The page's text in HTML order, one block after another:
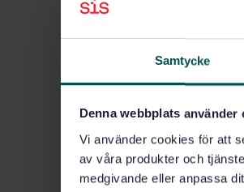
Samtycke
Denna webbplats använder
Vi använder cookies för att
av våra produkter och
medgivande eller anpassa
Det är en
fram
◼